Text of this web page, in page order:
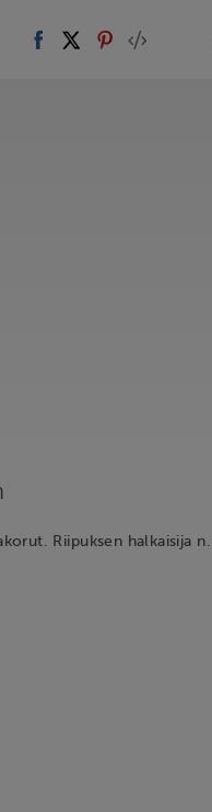
Riipuksen halkaisija